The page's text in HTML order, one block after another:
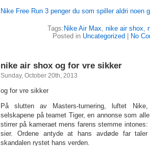
Nike Free Run 3 penger du som spiller aldri noen g
Tags: Nike Air Max, nike air shox,
Posted in Uncategorized No
nike air shox og for vre sikker
Sunday, October 20th, 2013
og for vre sikker
På slutten av Masters-turnering, luftet
selskapene på teamet Tiger, en annonse som
stirrer på kameraet mens farens stemme
sier. Ordene antyde at hans avdøde far
skandalen rystet hans verden.